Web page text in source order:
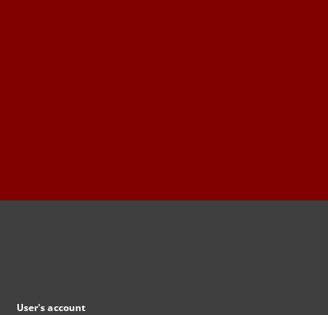
User's account